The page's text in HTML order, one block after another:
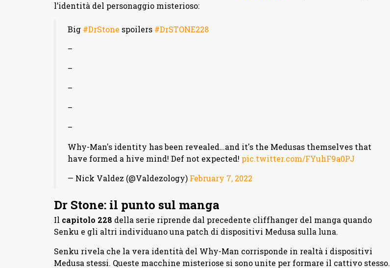
l’identità del personaggio misterioso:
Big #DrStone spoilers #DrSTONE228
–
–
–
–
–
Why-Man's identity has been revealed…and it's the Medusas themselves that
have formed a hive mind! Def not expected! pic.twitter.com/FYuhF9a0PJ
— Nick Valdez (@Valdezology) February 7, 2022
Dr Stone: il punto sul manga
Il capitolo 228 della serie riprende dal precedente cliffhanger del manga quando
Senku e gli altri individuano una patch di dispositivi Medusa sulla luna.
Senku rivela che la vera identità del Why-Man corrisponde in realtà i dispositivi
Medusa stessi. Queste macchine misteriose si sono unite per formare il cattivo stesso.